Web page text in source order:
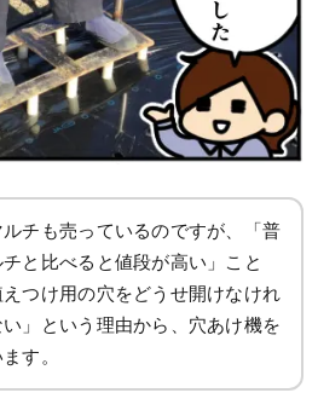
チも売っているのですが、「普
と比べると値段が高い」こと
えつけ用の穴をどうせ開けなけれ
」という理由から、穴あけ機を
す。